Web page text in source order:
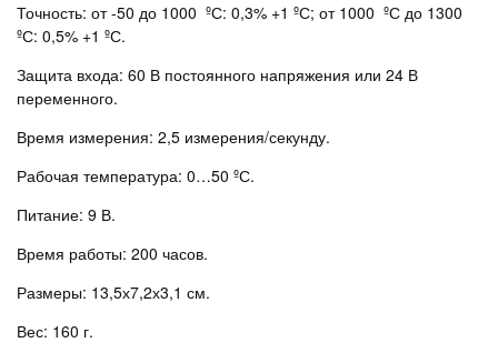
Точность: от -50 до 1000 ºС: 0,3% +1 ºС; от 1000 ºС до 1300
ºС: 0,5% +1 ºС.
Защита входа: 60 В постоянного напряжения или 24 В
переменного.
Время измерения: 2,5 измерения/секунду.
Рабочая температура: 0…50 ºС.
Питание: 9 В.
Время работы: 200 часов.
Размеры: 13,5х7,2х3,1 см.
Вес: 160 г.